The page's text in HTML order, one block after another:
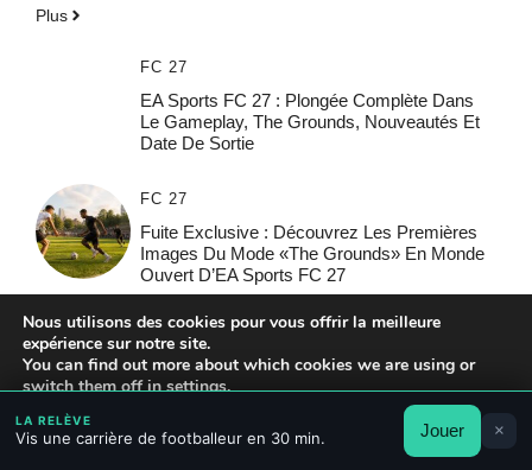
Plus
FC 27
EA Sports FC 27 : Plongée Complète Dans
Le Gameplay, The Grounds, Nouveautés Et
Date De Sortie
FC 27
Fuite Exclusive : Découvrez Les Premières
Images Du Mode «The Grounds» En Monde
Ouvert D’EA Sports FC 27
GÉNÉRALE
Destiny Eleven : Toutes Les Fins Possibles Et
Comment Les Débloquer
FC 27
Nous utilisons des cookies pour vous offrir la meilleure
expérience sur notre site.
You can find out more about which cookies we are using or
switch them off insettings.
Accepter Rejeter Réglages
LA RELÈVE
Vis une carrière de footballeur en 30 min. Jouer ×